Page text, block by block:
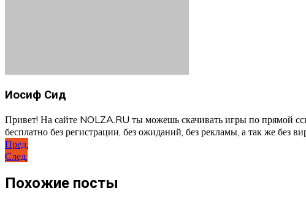
Иосиф Сид
Привет! На сайте NOLZA.RU ты можешь скачивать игры по прямой
бесплатно без регистрации, без ожиданий, без рекламы, а так же без
Навигация
по
записям
Пред.
След.
Похожие посты